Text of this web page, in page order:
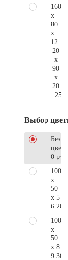
160
x
80
x
12
20
x
90
x
20
Выбор
Без
0 руб.
100
x
50
x 5
100
x
50
x 8